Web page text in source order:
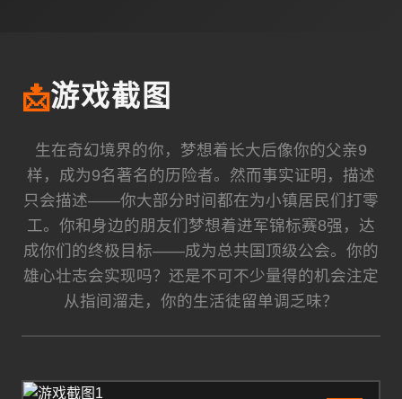
📩游戏截图
生在奇幻境界的你，梦想着长大后像你的父亲9
样，成为9名著名的历险者。然而事实证明，描述
只会描述——你大部分时间都在为小镇居民们打零
工。你和身边的朋友们梦想着进军锦标赛8强，达
成你们的终极目标——成为总共国顶级公会。你的
雄心壮志会实现吗？还是不可不少量得的机会注定
从指间溜走，你的生活徒留单调乏味？